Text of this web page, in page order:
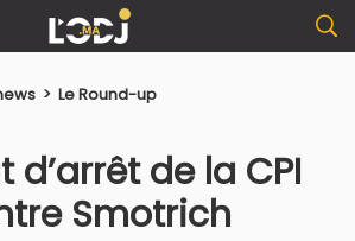
> Le Round-up
d’arrêt de la CPI
Smotrich